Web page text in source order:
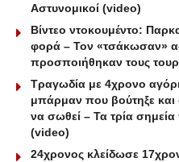
Αστυνομικοί (video)
Βίντεο ντοκουμέντο:
φορά – Τον «τσάκωσαν»
προσποιήθηκαν τους
Τραγωδία με 4χρονο
μπάρμαν που βούτηξε και
να σωθεί – Τα τρία σημεία
(video)
24χρονος κλείδωσε